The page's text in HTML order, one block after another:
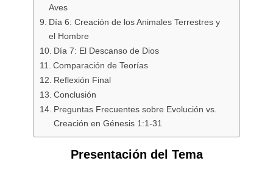
Aves
Día 6: Creación de los Animales Terrestres y
el Hombre
Día 7: El Descanso de Dios
Comparación de Teorías
Reflexión Final
Conclusión
Preguntas Frecuentes sobre Evolución vs.
Creación en Génesis 1:1-31
Presentación del Tema